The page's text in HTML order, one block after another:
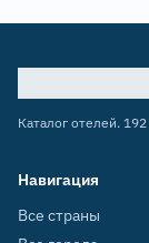
Каталог отелей.
Навигация
Все страны